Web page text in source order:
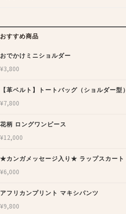
おすすめ商品
おでかけミニショルダー
¥3,800
【革ベルト】トートバッグ（ショルダー型）
¥7,800
花柄 ロングワンピース
¥12,000
★カンガメッセージ入り★ ラップスカート
¥6,000
アフリカンプリント マキシパンツ
¥9,800